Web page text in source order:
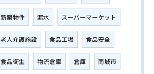
新築物件 漏水 スーパーマーケット
老人介護施設 食品工場 食品安全
食品衛生 物流倉庫 倉庫 南城市